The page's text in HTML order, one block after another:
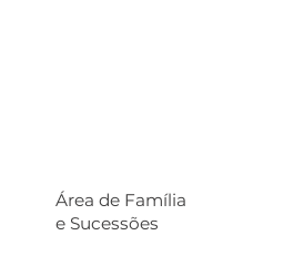
Área de Família
e Sucessões